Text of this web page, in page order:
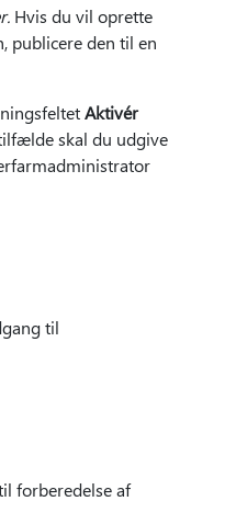
Hvis du vil oprette
publicere den til en
Aktivér
skal du udgive
til
forberedelse af